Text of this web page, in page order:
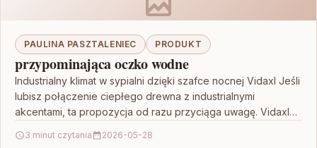
PAULINA PASZTALENIEC PRODUKT
przypominająca oczko wodne
Industrialny klimat w sypialni dzięki szafce nocnej Vidaxl Jeśli
lubisz połączenie ciepłego drewna z industrialnymi
akcentami, ta propozycja od razu przyciąga uwagę. Vidaxl
3 minut czytania 2026-05-28